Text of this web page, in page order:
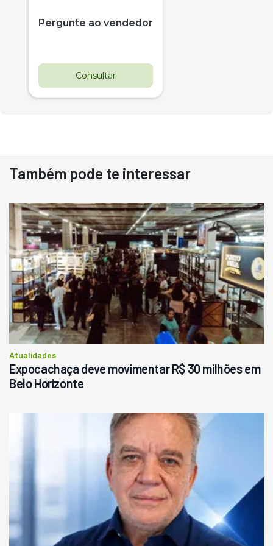
Pergunte ao vendedor
Consultar
Destaque
Usado
Pá Carregadeira Cat 966
Ano 1987
Londrina
R$ 145.000
Consultar
Também pode te interessar
Atualidades
Expocachaça deve movimentar R$ 30 milhões em
Belo Horizonte